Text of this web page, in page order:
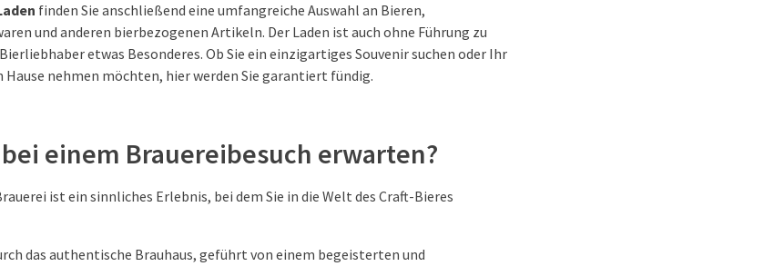
finden Sie anschließend eine umfangreiche Auswahl an Bieren,
und anderen bierbezogenen Artikeln. Der Laden ist auch ohne Führung zu
etwas Besonderes. Ob Sie ein einzigartiges Souvenir suchen oder Ihr
nehmen möchten, hier werden Sie garantiert fündig.
einem Brauereibesuch erwarten?
ist ein sinnliches Erlebnis, bei dem Sie in die Welt des Craft-Bieres
das authentische Brauhaus, geführt von einem begeisterten und